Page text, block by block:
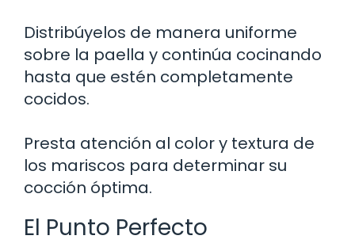
Distribúyelos de manera uniforme
sobre la paella y continúa cocinando
hasta que estén completamente
cocidos.
Presta atención al color y textura de
los mariscos para determinar su
cocción óptima.
El Punto Perfecto